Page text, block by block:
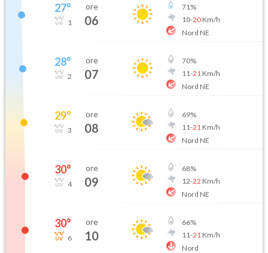
27°
1
ore
06
71%
10-20Km/h
Nord NE
28°
2
ore
07
70%
11-21Km/h
Nord NE
29°
3
ore
08
69%
11-21Km/h
Nord NE
30°
4
ore
09
68%
12-22 Km/h
Nord NE
30°
6
ore
10
66%
11-21Km/h
Nord